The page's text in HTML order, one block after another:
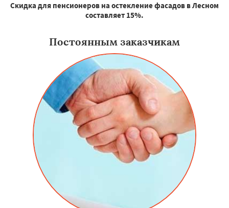
Скидка для пенсионеров на остекление фасадов в Лесном
составляет 15%.
Постоянным заказчикам